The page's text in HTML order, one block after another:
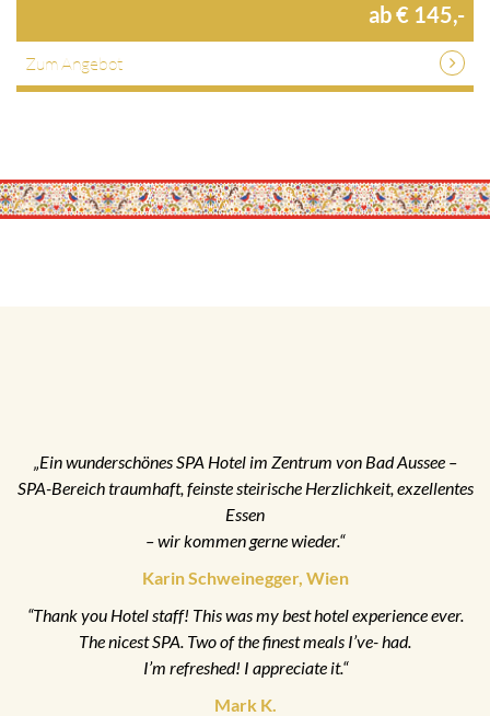
ab € 145,-
Zum Angebot
„Ein wunderschönes SPA Hotel im Zentrum von Bad Aussee –
SPA-Bereich traumhaft, feinste steirische Herzlichkeit, exzellentes
Essen
– wir kommen gerne wieder.“
Karin Schweinegger, Wien
“Thank you Hotel staff! This was my best hotel experience ever.
The nicest SPA. Two of the finest meals I’ve- had.
I’m refreshed! I appreciate it.“
Mark K.